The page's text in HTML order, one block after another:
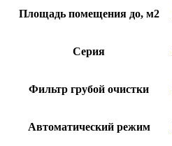
Площадь помещения до, м2
Серия
Фильтр грубой очистки
Автоматический режим